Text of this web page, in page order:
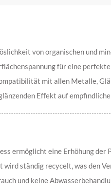
von organischen und
für eine
mit allen Metalle,
Effekt auf
ermöglicht eine Erhöhung
wird ständig recycelt, was den
und keine